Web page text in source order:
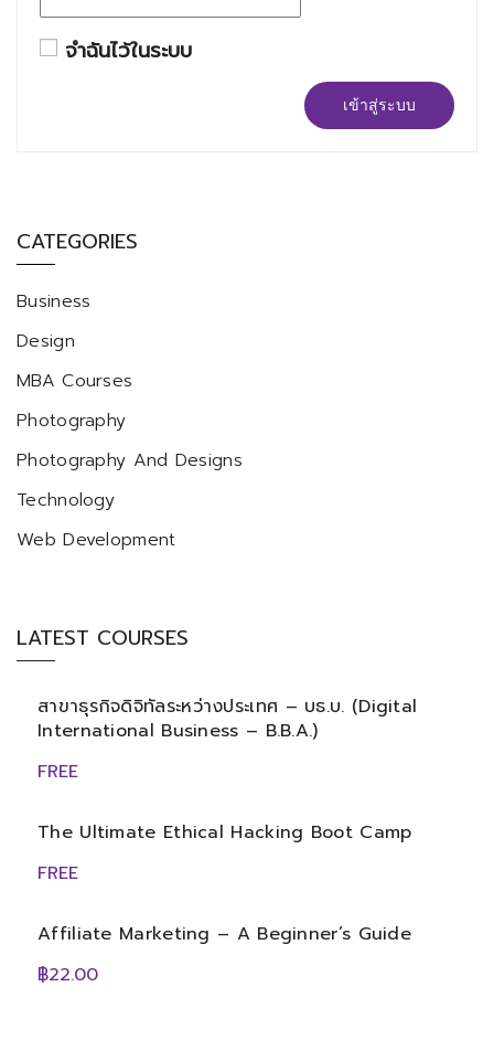
จำฉันไว้ในระบบ
เข้าสู่ระบบ
CATEGORIES
Business
Design
MBA Courses
Photography
Photography And Designs
Technology
Web Development
LATEST COURSES
สาขาธุรกิจดิจิทัลระหว่างประเทศ – บธ.บ. (Digital
International Business – B.B.A.)
FREE
The Ultimate Ethical Hacking Boot Camp
FREE
Affiliate Marketing – A Beginner’s Guide
฿22.00